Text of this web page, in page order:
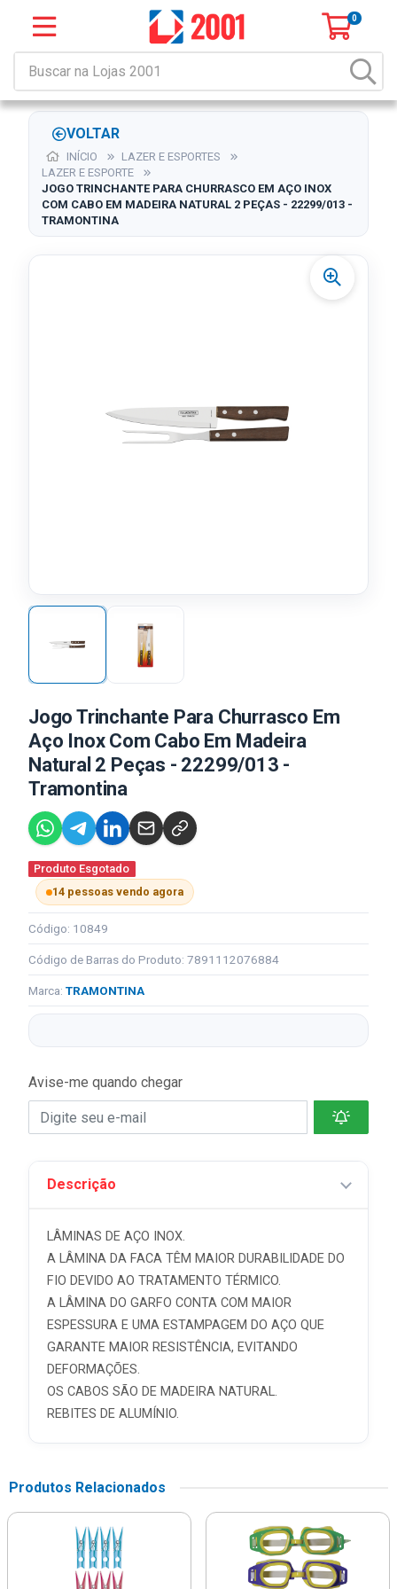
0
VOLTAR
INÍCIO
LAZER E ESPORTES
LAZER E ESPORTE
JOGO TRINCHANTE PARA CHURRASCO EM AÇO INOX
COM CABO EM MADEIRA NATURAL 2 PEÇAS - 22299/013 -
TRAMONTINA
Jogo Trinchante Para Churrasco Em
Aço Inox Com Cabo Em Madeira
Natural 2 Peças - 22299/013 -
Tramontina
Produto Esgotado
14 pessoas vendo agora
Código: 10849
Código de Barras do Produto: 7891112076884
Marca: TRAMONTINA
Avise-me quando chegar
Descrição
LÂMINAS DE AÇO INOX.
A LÂMINA DA FACA TÊM MAIOR DURABILIDADE DO
FIO DEVIDO AO TRATAMENTO TÉRMICO.
A LÂMINA DO GARFO CONTA COM MAIOR
ESPESSURA E UMA ESTAMPAGEM DO AÇO QUE
GARANTE MAIOR RESISTÊNCIA, EVITANDO
DEFORMAÇÕES.
OS CABOS SÃO DE MADEIRA NATURAL.
REBITES DE ALUMÍNIO.
Produtos Relacionados